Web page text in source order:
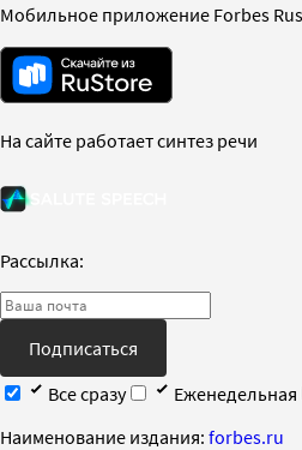
Мобильное приложение Forbes
На сайте работает синтез речи
Рассылка:
Подписаться
Все сразу
Еженедельная
Наименование издания: forbes.ru